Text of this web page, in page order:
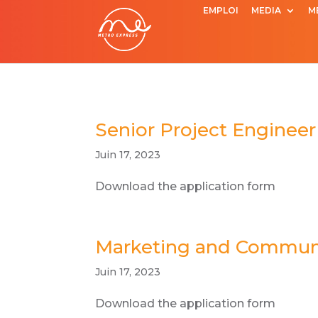
EMPLOI MEDIA
Senior Project Engineer
Juin 17, 2023
Download the application form
Marketing and
Juin 17, 2023
Download the application form